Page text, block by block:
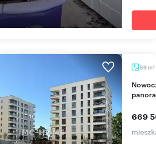
59 m2
Nowoczesne 3-pokojowe mieszkanie z
669